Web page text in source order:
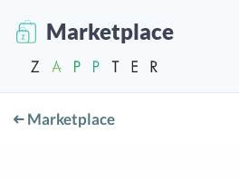
Marketplace
Marketplace